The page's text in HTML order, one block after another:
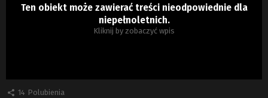
Ten obiekt może zawierać treści nieodpowiednie dla
niepełnoletnich.
Kliknij by zobaczyć wpis
14 Polubienia